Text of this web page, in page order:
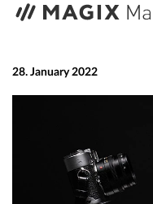
28. January 2022